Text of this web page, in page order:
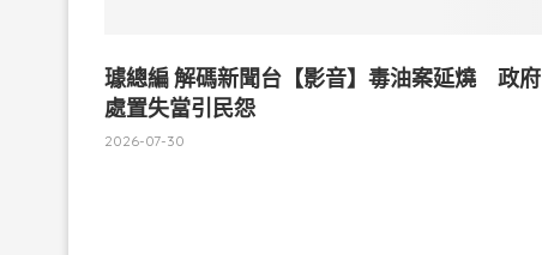
璩總編 解碼新聞台【影音】毒油案延燒 政府
處置失當引民怨
2026-07-30